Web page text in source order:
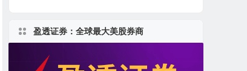
盈透证券：全球最大美股券商